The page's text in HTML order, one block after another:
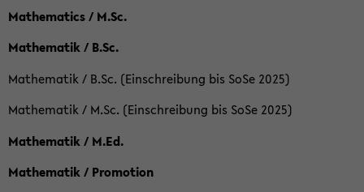
Mathematics / M.Sc.
Mathematik / B.Sc.
Mathematik / B.Sc. (Einschreibung bis SoSe 2025)
Mathematik / M.Sc. (Einschreibung bis SoSe 2025)
Mathematik / M.Ed.
Mathematik / Promotion